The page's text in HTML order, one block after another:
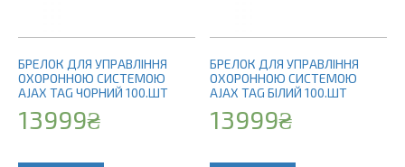
БРЕЛОК ДЛЯ УПРАВЛІННЯ
ОХОРОННОЮ СИСТЕМОЮ
AJAX TAG ЧОРНИЙ 100.ШТ
13999₴
БРЕЛОК ДЛЯ УПРАВЛІННЯ
ОХОРОННОЮ СИСТЕМОЮ
AJAX TAG БІЛИЙ 100.ШТ
13999₴